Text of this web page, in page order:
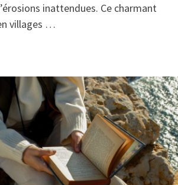
inattendues. Ce charmant
villages …